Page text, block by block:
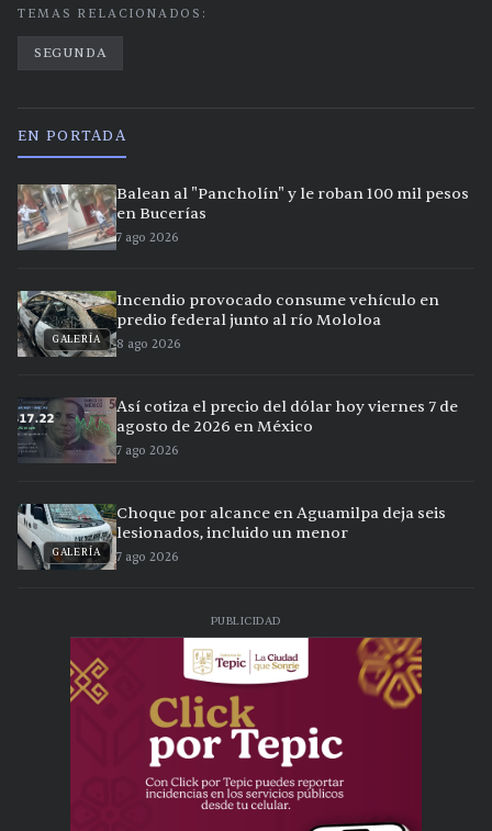
TEMAS RELACIONADOS:
SEGUNDA
EN PORTADA
Balean al "Pancholín" y le roban 100 mil pesos
en Bucerías
7 ago 2026
GALERÍA
Incendio provocado consume vehículo en
predio federal junto al río Mololoa
8 ago 2026
Así cotiza el precio del dólar hoy viernes 7 de
agosto de 2026 en México
7 ago 2026
GALERÍA
Choque por alcance en Aguamilpa deja seis
lesionados, incluido un menor
7 ago 2026
PUBLICIDAD